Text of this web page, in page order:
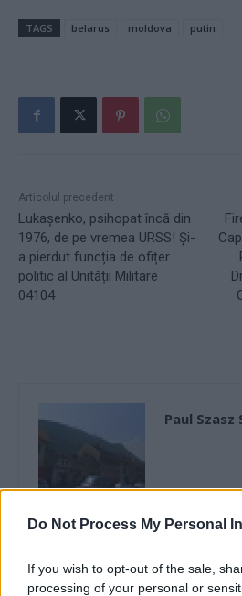
Do Not Process My Personal
If you wish to opt-out of the sale,
processing of your personal or
TAGS belarus moldova putin
Articolul precedent
Lukașenko, psihopat încă din
1976, de pe vremea URSS! Și-
a pierdut funcția de ofițer
politic al Unității Militare
04104
Paul Szasz
RELATED ARTICLES